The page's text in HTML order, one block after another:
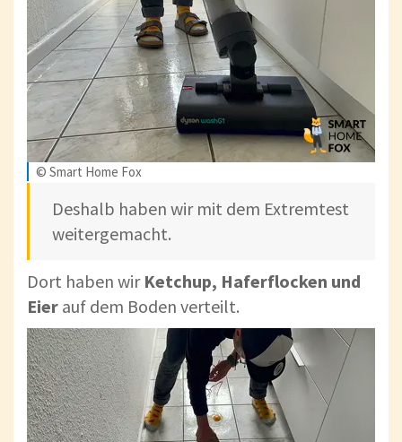
© Smart Home Fox
Deshalb haben wir mit dem Extremtest
weitergemacht.
Dort haben wir Ketchup, Haferflocken und
Eier auf dem Boden verteilt.